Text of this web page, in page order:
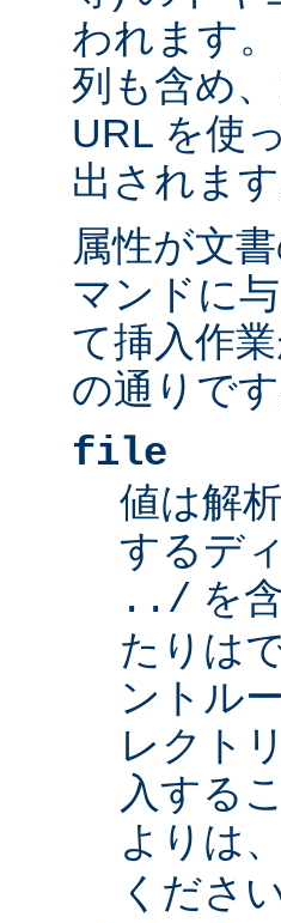
われます
列も含め
URL を使
出されます
属性が文
マンドに
て挿入作
の通りです
file
値は解
するデ
../ を
たりは
ントル
レクト
入する
よりは、
ください